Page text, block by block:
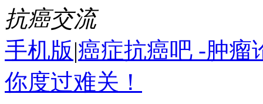
抗癌交流
手机版|癌症抗癌吧 -肿瘤
你度过难关！